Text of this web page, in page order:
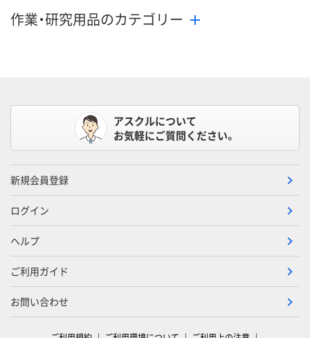
作業・研究用品のカテゴリー
アスクルについて
お気軽にご質問ください。
新規会員登録
ログイン
ヘルプ
ご利用ガイド
お問い合わせ